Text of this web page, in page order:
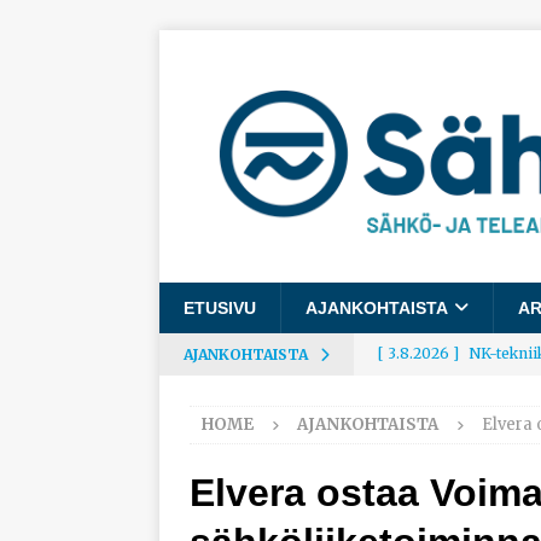
ETUSIVU AJANKOHTAISTA
AJANKOHTAISTA [ 3.8.2026 ] NK-
[ 3.8.2026 ]
AJANKOHTAISTA
HOME AJANKOHTAISTA Elvera
Elvera ostaa